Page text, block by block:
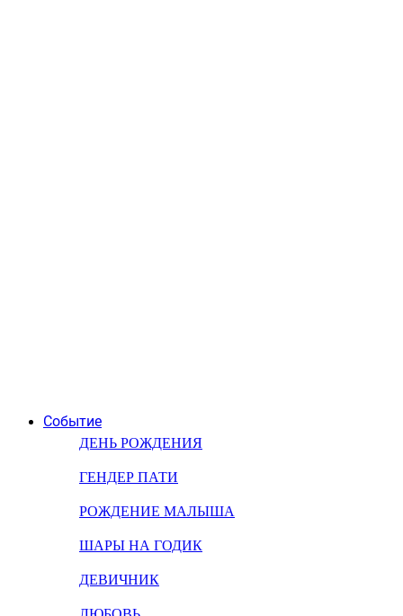
Событие
ДЕНЬ РОЖДЕНИЯ
ГЕНДЕР ПАТИ
РОЖДЕНИЕ МАЛЫША
ШАРЫ НА ГОДИК
ДЕВИЧНИК